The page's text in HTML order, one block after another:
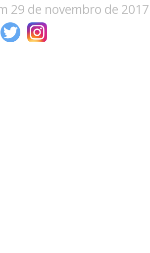
29 de novembro de 2017